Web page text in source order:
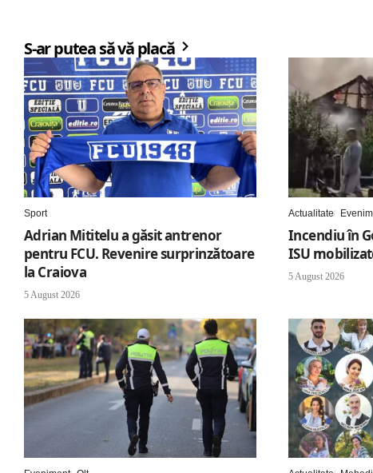
S-ar putea să vă placă
Sport
Adrian Mititelu a găsit antrenor
pentru FCU. Revenire surprinzătoare
la Craiova
5 August 2026
Actualitate
Incendiu în
ISU
5 August 2026